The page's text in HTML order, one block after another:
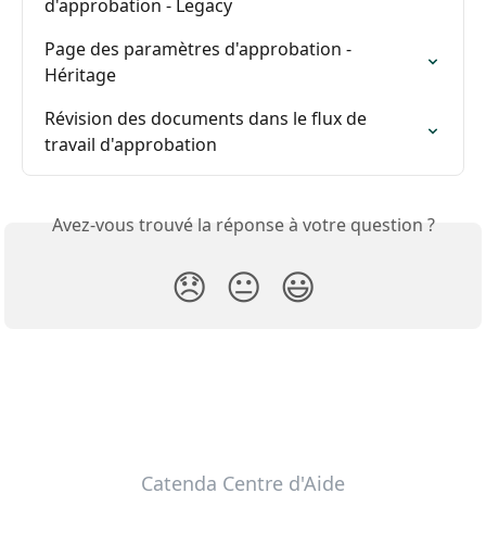
d'approbation - Legacy
Page des paramètres d'approbation -
Héritage
Révision des documents dans le flux de
travail d'approbation
Avez-vous trouvé la réponse à votre question ?
😞 😐 😃
Catenda Centre d'Aide